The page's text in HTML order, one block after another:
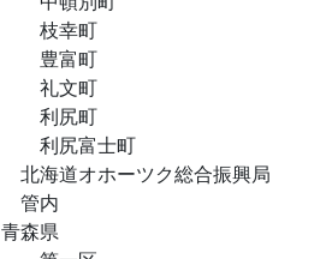
枝幸町
豊富町
礼文町
利尻町
利尻富士町
北海道オホーツク総合振興局
管内
青森県